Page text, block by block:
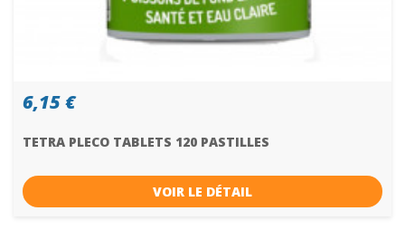
6,15 €
TETRA PLECO TABLETS 120 PASTILLES
VOIR LE DÉTAIL